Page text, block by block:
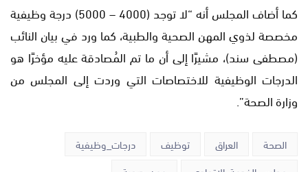
كما أضاف المجلس أنه “لا توجد (4000 – 5000) درجة وظيفية
مخصصة لذوي المهن الصحية والطبية، كما ورد في بيان النائب
(مصطفى سند)، مشيرًا إلى أن ما تم المُصادقة عليه مؤخرًا هو
الدرجات الوظيفية للاختصاصات التي وردت إلى المجلس من
وزارة الصحة”.
الصحة العراق توظيف
درجات_وظيفية